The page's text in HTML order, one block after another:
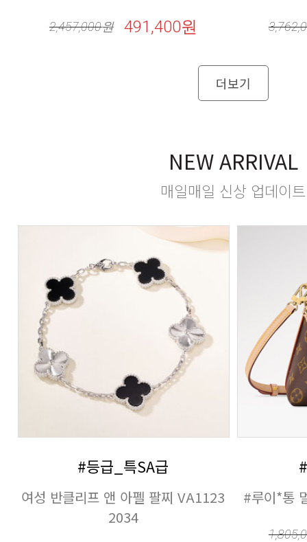
2,457,000원 491,400원
더보기
NEW ARRIVAL
매일매일 신상 업데이트
#등급_특SA급
2034
#루이*통